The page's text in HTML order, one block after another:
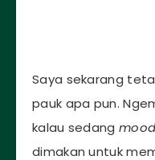
Saya sekarang
pauk apa pun.
kalau sedang
dimakan untuk